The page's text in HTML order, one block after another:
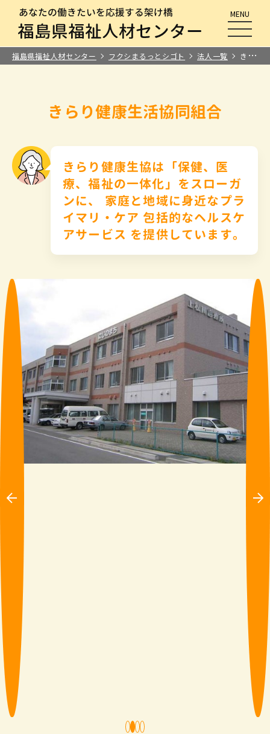
MENU
メニ
福島県福祉人材センター フクシまるっとシゴト 法人一覧 きらり健康生活協同組合
きらり健康生活協同組合
きらり健康生協は「保健、医
療、福祉の一体化」をスローガ
ンに、 家庭と地域に身近なプラ
イマリ・ケア 包括的なヘルスケ
アサービス を提供しています。
vio
Ne
xt
1 234